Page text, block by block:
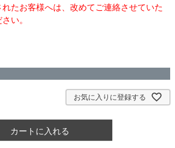
たお客様へは、改めてご連絡させていた
い。
お気に入りに登録する
カートに入れる